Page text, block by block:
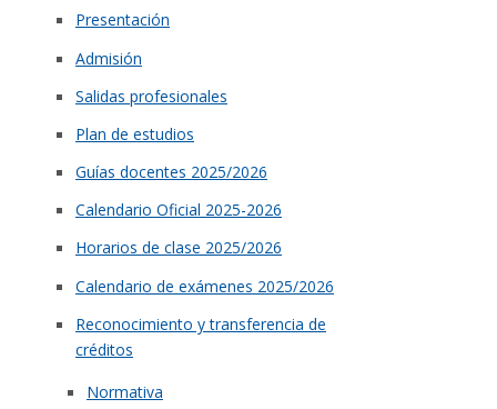
Presentación
Admisión
Salidas profesionales
Plan de estudios
Guías docentes 2025/2026
Calendario Oficial 2025-2026
Horarios de clase 2025/2026
Calendario de exámenes 2025/2026
Reconocimiento y transferencia de
créditos
Normativa